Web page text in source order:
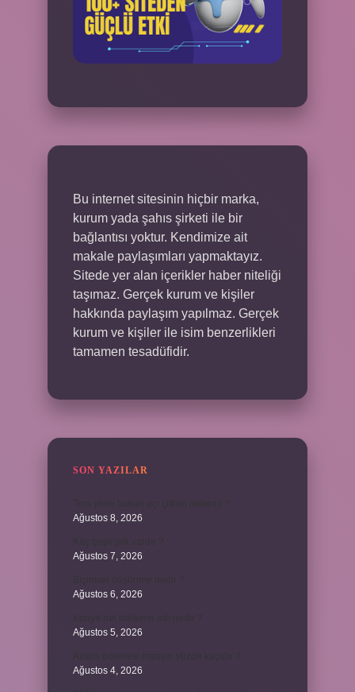
Bu internet sitesinin hiçbir marka,
kurum yada şahıs şirketi ile bir
bağlantısı yoktur. Kendimize ait
makale paylaşımları yapmaktayız.
Sitede yer alan içerikler haber niteliği
taşımaz. Gerçek kurum ve kişiler
hakkında paylaşım yapılmaz. Gerçek
kurum ve kişiler ile isim benzerlikleri
tamamen tesadüfidir.
SON YAZILAR
Ağustos 8, 2026
Ağustos 7, 2026
Ağustos 6, 2026
Ağustos 5, 2026
Ağustos 4, 2026